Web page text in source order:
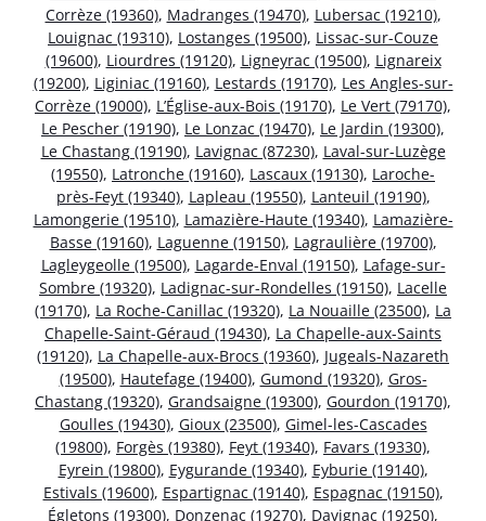
Corrèze (19360), Madranges (19470), Lubersac (19210),
Louignac (19310), Lostanges (19500), Lissac-sur-Couze
(19600), Liourdres (19120), Ligneyrac (19500), Lignareix
(19200), Liginiac (19160), Lestards (19170), Les Angles-sur-
Corrèze (19000), L’Église-aux-Bois (19170), Le Vert (79170),
Le Pescher (19190), Le Lonzac (19470), Le Jardin (19300),
Le Chastang (19190), Lavignac (87230), Laval-sur-Luzège
(19550), Latronche (19160), Lascaux (19130), Laroche-
près-Feyt (19340), Lapleau (19550), Lanteuil (19190),
Lamongerie (19510), Lamazière-Haute (19340), Lamazière-
Basse (19160), Laguenne (19150), Lagraulière (19700),
Lagleygeolle (19500), Lagarde-Enval (19150), Lafage-sur-
Sombre (19320), Ladignac-sur-Rondelles (19150), Lacelle
(19170), La Roche-Canillac (19320), La Nouaille (23500), La
Chapelle-Saint-Géraud (19430), La Chapelle-aux-Saints
(19120), La Chapelle-aux-Brocs (19360), Jugeals-Nazareth
(19500), Hautefage (19400), Gumond (19320), Gros-
Chastang (19320), Grandsaigne (19300), Gourdon (19170),
Goulles (19430), Gioux (23500), Gimel-les-Cascades
(19800), Forgès (19380), Feyt (19340), Favars (19330),
Eyrein (19800), Eygurande (19340), Eyburie (19140),
Estivals (19600), Espartignac (19140), Espagnac (19150),
Égletons (19300), Donzenac (19270), Davignac (19250),